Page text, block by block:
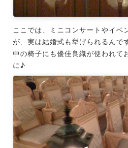
ここでは、ミニコンサートやイベ
が、実は結婚式も挙げられるんで
中の椅子にも優佳良織が使われて
に♪